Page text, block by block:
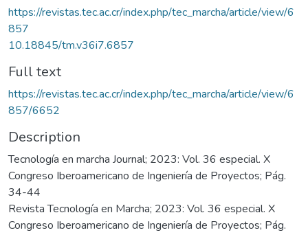
https://revistas.tec.ac.cr/index.php/tec_marcha/article/view/6
857
10.18845/tm.v36i7.6857
Full text
https://revistas.tec.ac.cr/index.php/tec_marcha/article/view/6
857/6652
Description
Tecnología en marcha Journal; 2023: Vol. 36 especial. X
Congreso Iberoamericano de Ingeniería de Proyectos; Pág.
34-44
Revista Tecnología en Marcha; 2023: Vol. 36 especial. X
Congreso Iberoamericano de Ingeniería de Proyectos; Pág.